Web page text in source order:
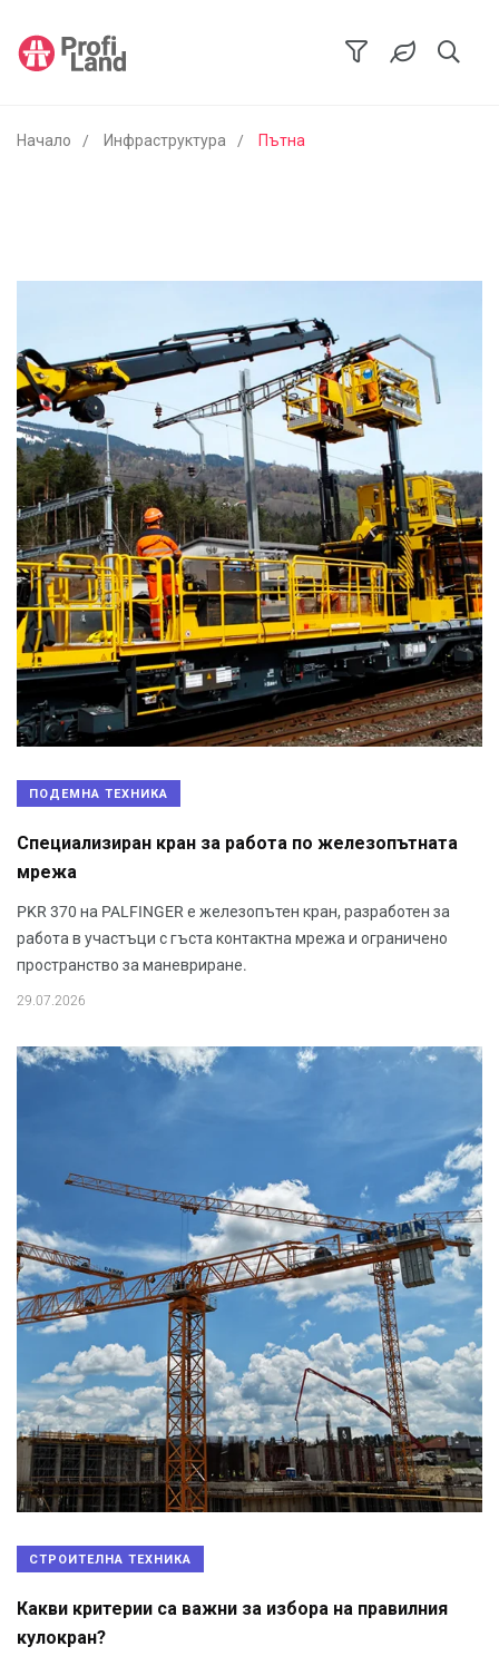
Начало Инфраструктура Пътна
ПОДЕМНА ТЕХНИКА
Специализиран кран за работа по железопътната
мрежа
PKR 370 на PALFINGER е железопътен кран, разработен за
работа в участъци с гъста контактна мрежа и ограничено
пространство за маневриране.
29.07.2026
СТРОИТЕЛНА ТЕХНИКА
Какви критерии са важни за избора на правилния
кулокран?